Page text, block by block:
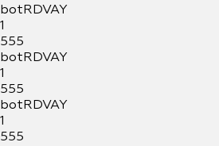
botRDVAY
1
555
botRDVAY
1
555
botRDVAY
1
555